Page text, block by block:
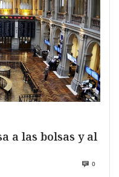
a las bolsas y al
0